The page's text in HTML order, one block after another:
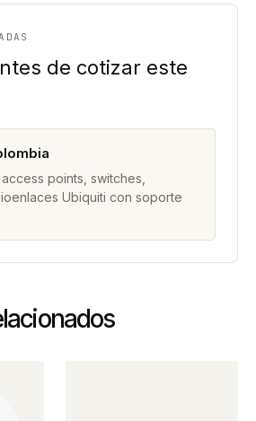
de cotizar este
points, switches,
Ubiquiti con soporte